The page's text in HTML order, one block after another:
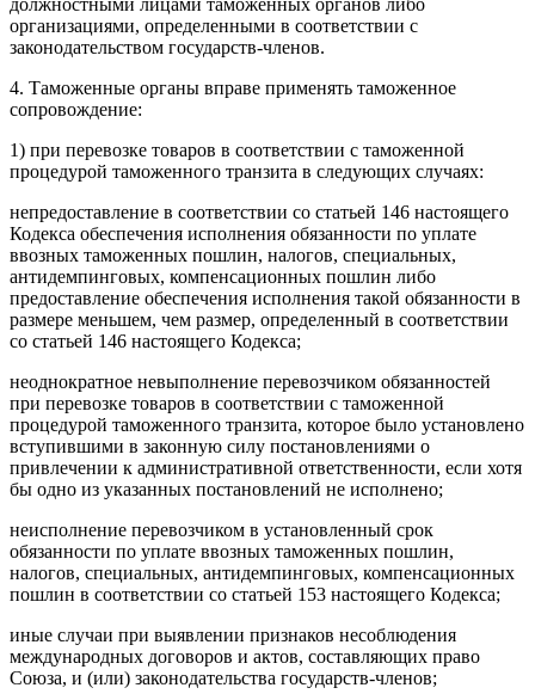
организациями, определенными в соответствии с
законодательством государств-членов.
4. Таможенные органы вправе применять таможенное
сопровождение:
1) при перевозке товаров в соответствии с таможенной
процедурой таможенного транзита в следующих случаях:
непредоставление в соответствии со статьей 146 настоящего
Кодекса обеспечения исполнения обязанности по уплате
ввозных таможенных пошлин, налогов, специальных,
антидемпинговых, компенсационных пошлин либо
предоставление обеспечения исполнения такой обязанности в
размере меньшем, чем размер, определенный в соответствии
со статьей 146 настоящего Кодекса;
неоднократное невыполнение перевозчиком обязанностей
при перевозке товаров в соответствии с таможенной
процедурой таможенного транзита, которое было установлено
вступившими в законную силу постановлениями о
привлечении к административной ответственности, если хотя
бы одно из указанных постановлений не исполнено;
неисполнение перевозчиком в установленный срок
обязанности по уплате ввозных таможенных пошлин,
налогов, специальных, антидемпинговых, компенсационных
пошлин в соответствии со статьей 153 настоящего Кодекса;
иные случаи при выявлении признаков несоблюдения
международных договоров и актов, составляющих право
Союза, и (или) законодательства государств-членов;